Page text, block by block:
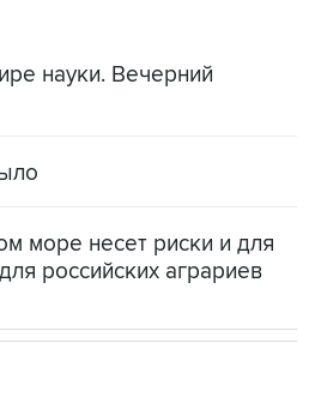
науки. Вечерний
море несет риски и для
российских аграриев